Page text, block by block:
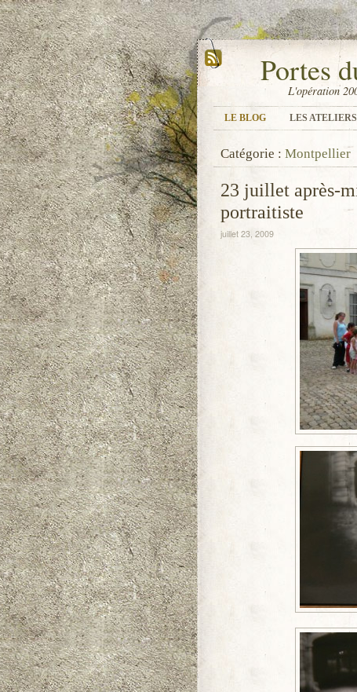
Portes
L'opération
LE BLOG LES ATELIERS
Catégorie : Montpellier
23 juillet après-
portraitiste
juillet 23, 2009